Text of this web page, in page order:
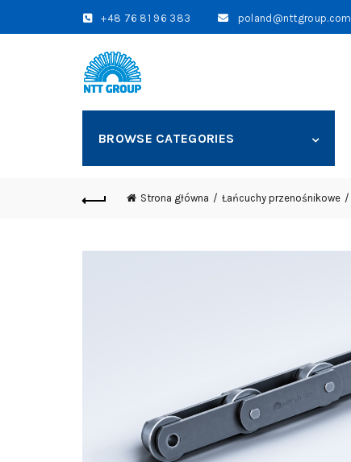
+48 76 81 96 383 poland@nttgroup.com
BROWSE CATEGORIES
Strona główna Łańcuchy przenośnikowe